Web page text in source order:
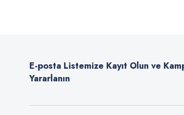
Ürün bilgilerinde hatalar bulunuyor.
Ürün fiyatı diğer sitelerden daha pahalı.
E-posta Listemize Kayıt Olun ve
Yararlanın